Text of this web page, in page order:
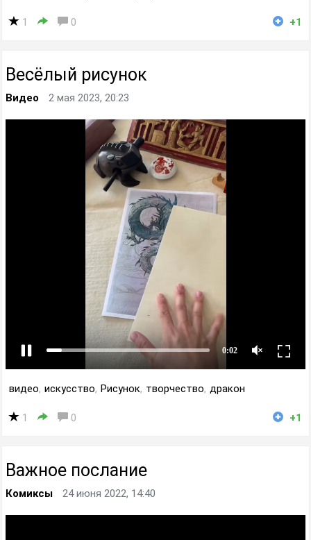
1 0 +1
Весёлый рисунок
Видео 2 мая 2023, 20:23
видео, искусство, Рисунок, творчество, дракон
1 0 +1
Важное послание
Комиксы 24 июня 2022, 14:40